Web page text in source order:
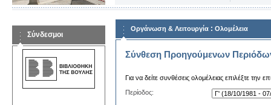
Σύνδεσμοι
Οργάνωση & Λειτουργία : Ολομέλεια
Σύνθεση Προηγούμενων
Για να δείτε συνθέσεις ολομέλειας επιλέξτε την
Περίοδος: